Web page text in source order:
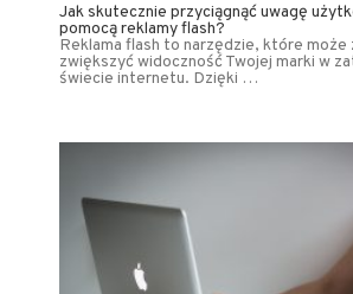
Jak skutecznie przyciągnąć uwagę
pomocą reklamy flash?
Reklama flash to narzędzie, które może
zwiększyć widoczność Twojej marki w
świecie internetu. Dzięki …